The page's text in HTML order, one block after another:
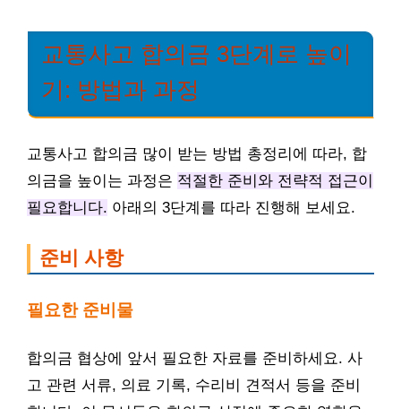
교통사고 합의금 3단계로 높이
기: 방법과 과정
교통사고 합의금 많이 받는 방법 총정리에 따라, 합
의금을 높이는 과정은 적절한 준비와 전략적 접근이
필요합니다. 아래의 3단계를 따라 진행해 보세요.
준비 사항
필요한 준비물
합의금 협상에 앞서 필요한 자료를 준비하세요. 사
고 관련 서류, 의료 기록, 수리비 견적서 등을 준비